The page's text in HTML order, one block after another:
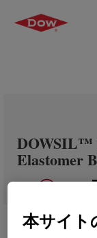
DOWSIL™
Elastomer
本サイト